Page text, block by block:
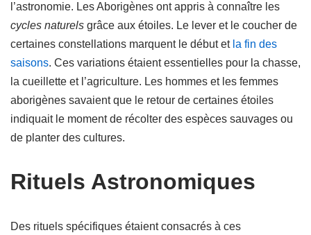
l’astronomie. Les Aborigènes ont appris à connaître les
cycles naturels grâce aux étoiles. Le lever et le coucher de
certaines constellations marquent le début et la fin des
saisons. Ces variations étaient essentielles pour la chasse,
la cueillette et l’agriculture. Les hommes et les femmes
aborigènes savaient que le retour de certaines étoiles
indiquait le moment de récolter des espèces sauvages ou
de planter des cultures.
Rituels Astronomiques
Des rituels spécifiques étaient consacrés à ces